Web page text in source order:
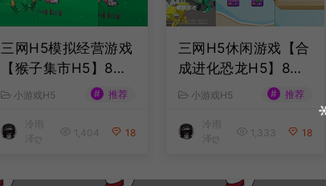
三网H5模拟经营游戏
【猴子集市H5】8月
最新整理Linux手工
端+解压即玩+简易安
小游戏H5 # 推荐
泽ღ
1,404 18
三网H5休闲游戏【合
成进化恐龙H5】8月
最新整理Linux手工
端+解压即玩+简易安
小游戏H5 # 推荐
泽ღ
1,333 18